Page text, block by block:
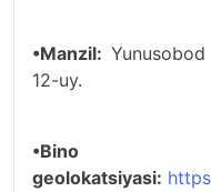
•Manzil: Yunusobod
12-uy.
•Bino
geolokatsiyasi: